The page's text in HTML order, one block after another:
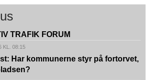
TRAFIK FORUM
KL. 08:15
Har kommunerne styr på fortorvet,